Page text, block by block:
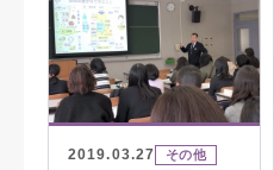
2019.03.27 その他